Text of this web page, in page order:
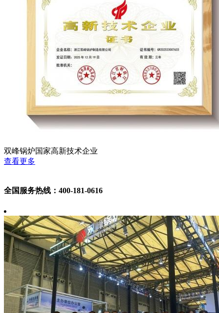
双峰锅炉国家高新技术企业
查看更多
全国服务热线：400-181-0616